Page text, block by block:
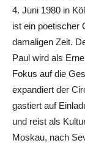
4. Juni 1980 in
ist ein poetischer
damaligen Zeit.
Paul wird als
Fokus auf die
expandiert der
gastiert auf
und reist als
Moskau, nach